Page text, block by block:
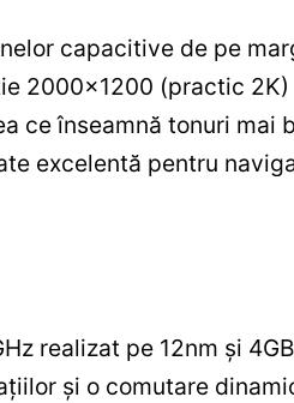
capacitive de pe
2000×1200 (practic
ce înseamnă tonuri mai
excelentă pentru
realizat pe 12nm și
și o comutare